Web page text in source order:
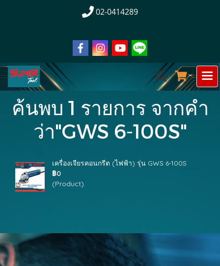
02-0414289
ค้นพบ 1 รายการ จากคำ
ว่า"GWS 6-100S"
เครื่องเจียรคอนกรีต (ไฟฟ้า) รุ่น GWS 6-100S
฿0
(Product)